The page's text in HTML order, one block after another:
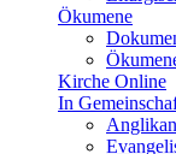
Ökumene
Kirche Online
In